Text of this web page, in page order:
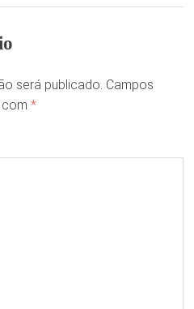
será publicado. Campos
*